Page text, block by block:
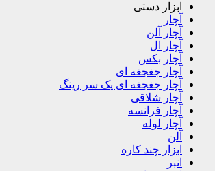
ابزار دستی
آچار
آچار آلن
آچار ال
آچار بکس
آچار جغجغه ای
آچار جغجغه ای یک سر رینگ
آچار شلاقی
آچار فرانسه
آچار لوله
آلن
ابزار چند کاره
انبر